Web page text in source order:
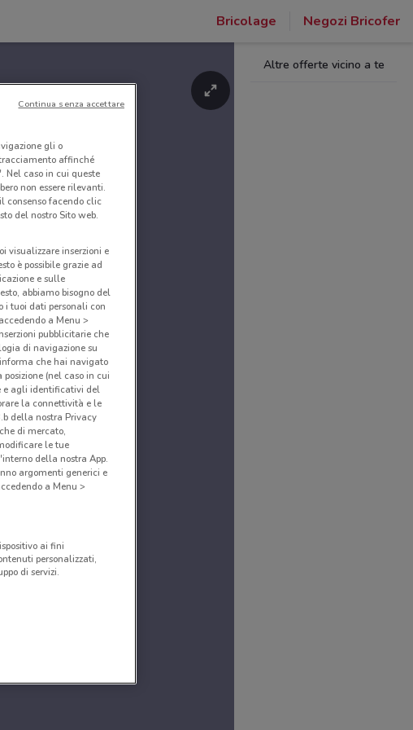
Bricolage Negozi Bricofer
Altre offerte vicino a te
gli o
affinché
Nel caso in cui queste
non essere rilevanti.
consenso facendo clic
del nostro Sito web.
visualizzare inserzioni e
è possibile grazie ad
e sulle
abbiamo bisogno del
i tuoi dati personali con
a Menu >
pubblicitarie che
di navigazione su
che hai navigato
(nel caso in cui
e agli identificativi del
la connettività e le
della nostra Privacy
di mercato,
le tue
della nostra App.
argomenti generici e
a Menu >
ai fini
personalizzati,
di servizi.
Continua senza accettare